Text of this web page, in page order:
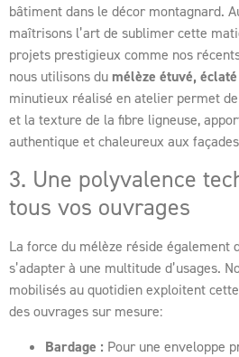
bâtiment dans le décor montagnard.
maîtrisons l’art de sublimer cette
projets prestigieux comme nos
nous utilisons dumélèze étuvé,
minutieux réalisé en atelier permet
et la texture de la fibre ligneuse,
authentique et chaleureux aux
3. Une polyvalence
tous vos ouvrages
La force du mélèze réside également
s’adapter à une multitude d’usages.
mobilisés au quotidien exploitent
des ouvrages sur mesure:
Bardage : Pour une enveloppe